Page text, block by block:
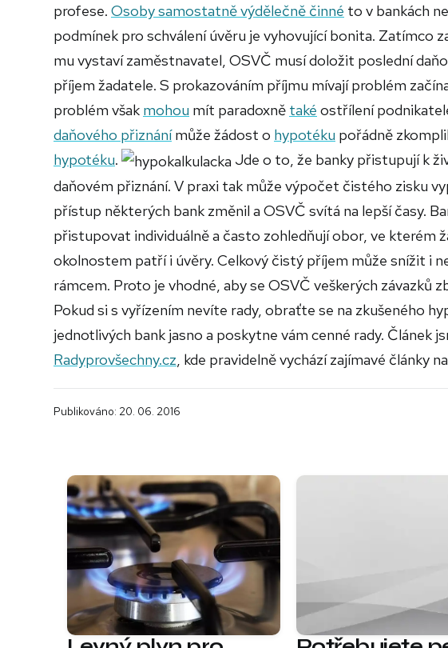
profese. Osoby samostatně výdělečně činné to v bankách
podmínek pro schválení úvěru je vyhovující bonita. Zatímco
mu vystaví zaměstnavatel, OSVČ musí doložit poslední
příjem žadatele. S prokazováním příjmu mívají problém
problém však mohou mít paradoxně také ostřílení
daňového přiznánímůže žádost o hypotéku pořádně
hypotéku.
Jde o to, že banky přistupují k
daňovém přiznání. V praxi tak může výpočet čistého zisku
přístup některých bank změnil a OSVČ svítá na lepší časy.
přistupovat individuálně a často zohledňují obor, ve kterém
okolnostem patří i úvěry. Celkový čistý příjem může snížit i
rámcem. Proto je vhodné, aby se OSVČ veškerých závazků
Pokud si s vyřízením nevíte rady, obraťte se na zkušeného
jednotlivých bank jasno a poskytne vám cenné rady. Článek
Radyprovšechny.cz, kde pravidelně vychází zajímavé články
Publikováno: 20. 06. 2016